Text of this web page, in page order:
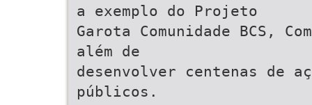
a exemplo do Projeto
Garota Comunidade BCS,
além de
desenvolver centenas de
públicos.